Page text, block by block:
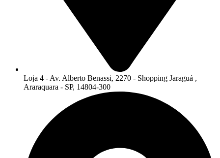
Loja 4 - Av. Alberto Benassi, 2270 - Shopping Jaraguá ,
Araraquara - SP, 14804-300